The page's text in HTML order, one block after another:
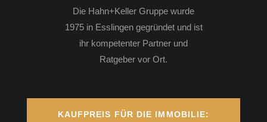
Die Hahn+Keller Gruppe wurde
1975 in Esslingen gegründet und ist
ihr kompetenter Partner und
Ratgeber vor Ort.
KAUFPREIS FÜR DIE IMMOBILIE: